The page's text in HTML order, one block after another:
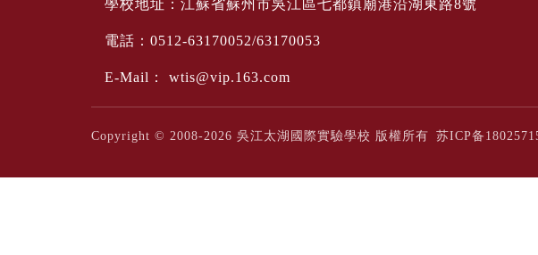
學校地址：江蘇省蘇州市吳江區七都鎮廟港沿湖東路8號
電話：0512-63170052/63170053
E-Mail： wtis@vip.163.com
Copyright © 2008-2026 吳江太湖國際實驗學校 版權所有 苏ICP备